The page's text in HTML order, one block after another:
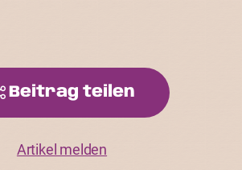
Beitrag teilen
Artikel melden